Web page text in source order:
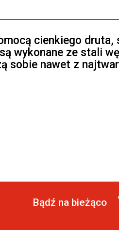
cienkiego druta,
wykonane ze stali
sobie nawet z
Bądź na bieżąco